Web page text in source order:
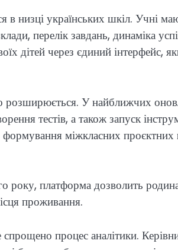
в низці українських шкіл. Учні
перелік завдань, динаміка
дітей через єдиний інтерфейс,
розширюється. У найближчих
тестів, а також запуск
міжкласних проєктних
платформа дозволить
проживання.
спрощено процес аналітики.